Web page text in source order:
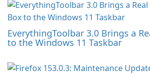
EverythingToolbar 3.0 Brings a
to the Windows 11 Taskbar